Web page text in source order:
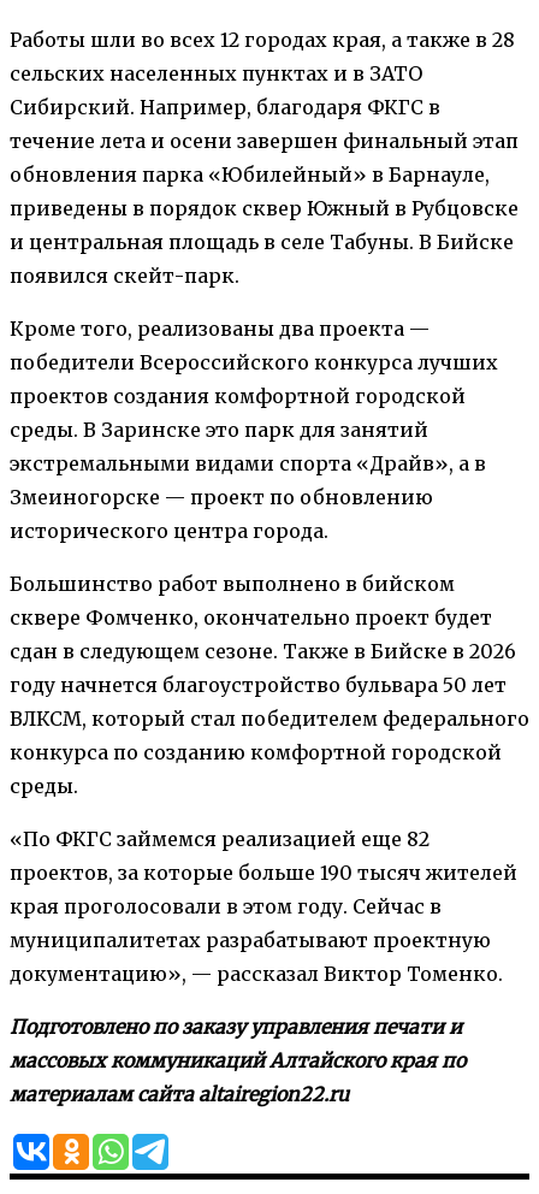
Работы шли во всех 12 городах края, а также в 28
сельских населенных пунктах и в ЗАТО
Сибирский. Например, благодаря ФКГС в
течение лета и осени завершен финальный этап
обновления парка «Юбилейный» в Барнауле,
приведены в порядок сквер Южный в Рубцовске
и центральная площадь в селе Табуны. В Бийске
появился скейт-парк.
Кроме того, реализованы два проекта —
победители Всероссийского конкурса лучших
проектов создания комфортной городской
среды. В Заринске это парк для занятий
экстремальными видами спорта «Драйв», а в
Змеиногорске — проект по обновлению
исторического центра города.
Большинство работ выполнено в бийском
сквере Фомченко, окончательно проект будет
сдан в следующем сезоне. Также в Бийске в 2026
году начнется благоустройство бульвара 50 лет
ВЛКСМ, который стал победителем федерального
конкурса по созданию комфортной городской
среды.
«По ФКГС займемся реализацией еще 82
проектов, за которые больше 190 тысяч жителей
края проголосовали в этом году. Сейчас в
муниципалитетах разрабатывают проектную
документацию», — рассказал Виктор Томенко.
Подготовлено по заказу управления печати и
массовых коммуникаций Алтайского края по
материалам сайта altairegion22.ru